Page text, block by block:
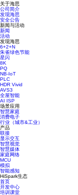
关于海思
公司简介
发现海思
安全公告
新闻与活动
新闻
活动
发现海思
6+2+N
朱雀绿色节能
星闪
8K
PQ
NB-IoT
PLC
HDR Vivid
AVS3
全屋智能
AI ISP
场景应用
智慧家庭
消费电子
行业（城市&工业）
产品
联接
显示交互
智慧视觉
智慧媒体
家庭网络
MCU
模拟
智能感知
HiSpark生态
首页
开发中心
培训课堂